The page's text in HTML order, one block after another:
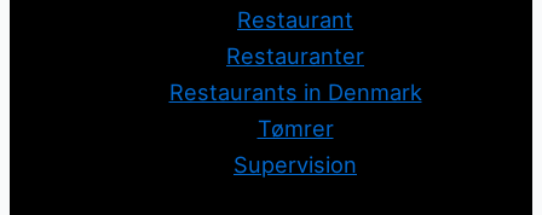
Restaurant
Restauranter
Restaurants in Denmark
Tømrer
Supervision